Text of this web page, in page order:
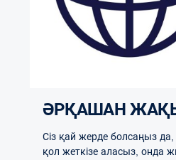
ӘРҚАШАН
Сіз қай жерде болсаңыз да,
қол жеткізе аласыз, онда